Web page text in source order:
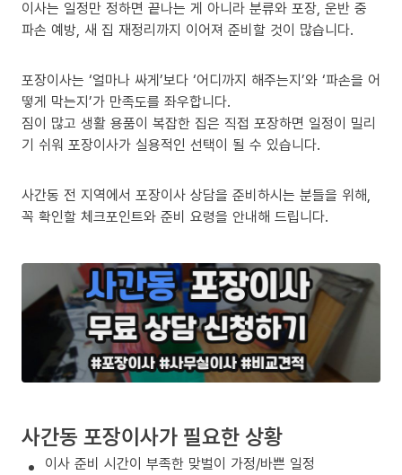
이사는 일정만 정하면 끝나는 게 아니라 분류와 포장, 운반 중
파손 예방, 새 집 재정리까지 이어져 준비할 것이 많습니다.
포장이사는 ‘얼마나 싸게’보다 ‘어디까지 해주는지’와 ‘파손을 어
떻게 막는지’가 만족도를 좌우합니다.
짐이 많고 생활 용품이 복잡한 집은 직접 포장하면 일정이 밀리
기 쉬워 포장이사가 실용적인 선택이 될 수 있습니다.
사간동 전 지역에서 포장이사 상담을 준비하시는 분들을 위해,
꼭 확인할 체크포인트와 준비 요령을 안내해 드립니다.
사간동 포장이사가 필요한 상황
이사 준비 시간이 부족한 맞벌이 가정/바쁜 일정